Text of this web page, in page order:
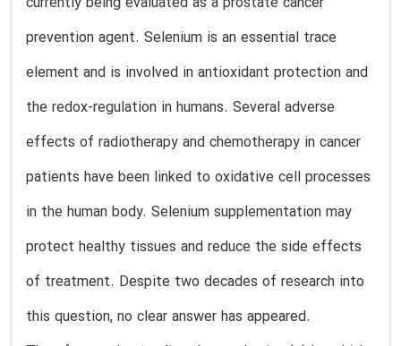
prevention agent. Selenium is an essential trace
element and is involved in antioxidant protection and
the redox-regulation in humans. Several adverse
effects of radiotherapy and chemotherapy in cancer
patients have been linked to oxidative cell processes
in the human body. Selenium supplementation may
protect healthy tissues and reduce the side effects
of treatment. Despite two decades of research into
this question, no clear answer has appeared.